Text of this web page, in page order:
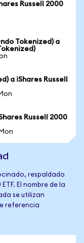
Russell 2000
Tokenized) a
a iShares Russell
Russell 2000
respaldado
El nombre de la
se utilizan
referencia